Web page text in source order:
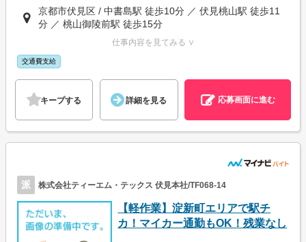
京都市伏見区 / 中書島駅 徒歩10分 ／ 伏見桃山駅 徒歩11
分 ／ 桃山御陵前駅 徒歩15分
仕事内容を見てみる ∨
交通費支給
キープする 詳細を見る 応募画面に進む
派 株式会社ティーエム・テックス 伏見本社/TF068-14
【軽作業】淀新町エリアで駅チ
カ！マイカー通勤もOK！残業なし